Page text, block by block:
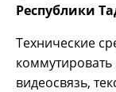
Республики
Технические
коммутировать
видеосвязь,